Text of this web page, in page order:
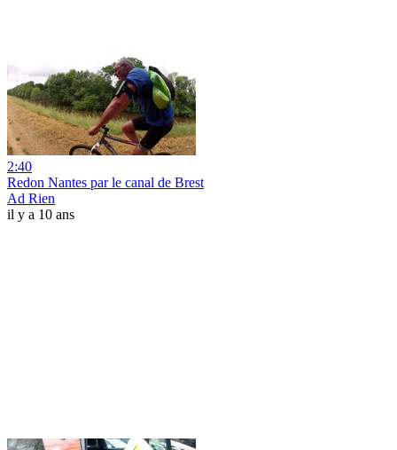
2:40
Redon Nantes par le canal de Brest
Ad Rien
il y a 10 ans